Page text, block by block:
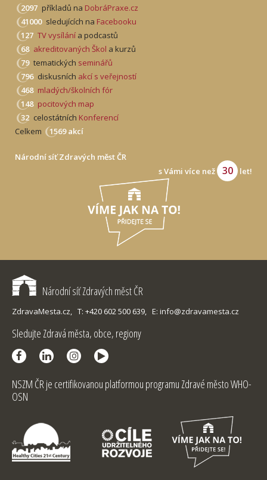
2097 příkladů na DobráPraxe.cz
41000 sledujících na Facebooku
127 TV vysílání a podcastů
68 akreditovaných Škol a kurzů
79 tematických seminářů
796 diskusních akcí s veřejností
468 mladých/školních fór
148 pocitových map
32 celostátních Konferencí
Celkem
1569 akcí
Národní síť Zdravých měst ČR
s Vámi více než
30 let!
Národní síť Zdravých měst ČR
ZdravaMesta.cz, T: +420 602 500 639, E: info@zdravamesta.cz
Sledujte Zdravá města, obce, regiony
NSZM ČR je certifikovanou platformou programu Zdravé město WHO-
OSN